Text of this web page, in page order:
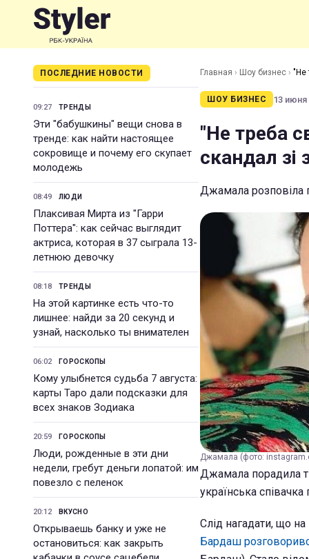
ПОСЛЕДНИЕ НОВОСТИ
09:27 ТРЕНДЫ
Эти "бабушкины" вещи снова в
тренде: как найти настоящее
сокровище и почему его скупает
молодежь
08:49 ЛЮДИ
Плаксивая Мирта из "Гарри
Поттера": как сейчас выглядит
актриса, которая в 37 сыграла 13-
летнюю девочку
08:18 ТРЕНДЫ
На этой картинке есть что-то
лишнее: найди за 20 секунд и
узнай, насколько ты внимателен
06:02 ГОРОСКОПЫ
Кому улыбнется судьба 7 августа:
карты Таро дали подсказки для
всех знаков Зодиака
20:59 ГОРОСКОПЫ
Люди, рожденные в эти дни
недели, гребут деньги лопатой: им
повезло с пеленок
20:12 ВКУСНО
Открываешь банку и уже не
остановиться: как закрыть
Главная › Шоу бизнес › "Не
ШОУ БИЗНЕС 13 июня
"Не треба
скандал зі
Джамала розповіла
Джамала (фото:
Джамала порадила
українська співачка
Слід нагадати, що
Бардаш